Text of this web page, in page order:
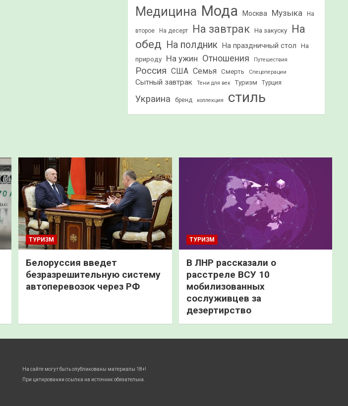
Медицина Мода Москва Музыка На
второе На десерт На завтрак На закуску
На
обед На полдник На праздничный стол
На
природу
На ужин Отношения Путешествия
Россия США Семья Смерть Спецоперации
Сытный завтрак Тени для век Туризм Турция
Украина бренд коллекция стиль
ТУРИЗМ
Белоруссия введет
безразрешительную систему
автоперевозок через РФ
ТУРИЗМ
В ЛНР рассказали о
расстреле ВСУ 10
мобилизованных
сослуживцев за
дезертирство
На сайте могут быть опубликованы материалы 18+!
При цитировании ссылка на источник обязательна.